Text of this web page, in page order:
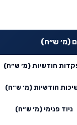
(מ׳ ש״ח)
חודשיות (מ׳ ש״ח)
חודשיות (מ׳ ש״ח)
ניוד פנימי (מ׳ ש״ח)